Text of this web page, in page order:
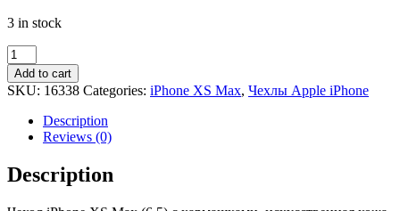
3 in stock
Чехол
iPhone
XS
Max
(6.5)
кармашками,
искусственная
кожа
Add to cart
SKU: 16338 Categories: iPhone XS Max, Чехлы Apple iPhone
Description
Reviews (0)
Description